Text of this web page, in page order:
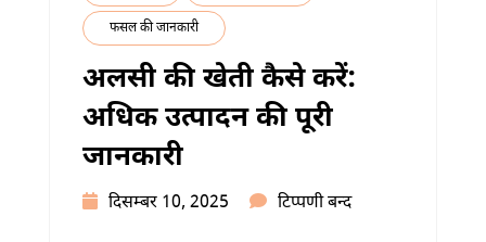
फसल की जानकारी
अलसी की खेती कैसे करें:
अधिक उत्पादन की पूरी
जानकारी
दिसम्बर 10, 2025 टिप्पणी बन्दअलसी